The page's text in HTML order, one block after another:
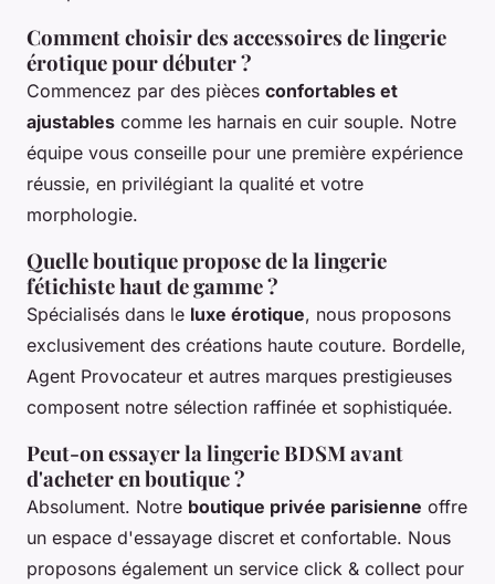
Comment choisir des accessoires de lingerie
érotique pour débuter ?
Commencez par des pièces confortables et
ajustables comme les harnais en cuir souple. Notre
équipe vous conseille pour une première expérience
réussie, en privilégiant la qualité et votre
morphologie.
Quelle boutique propose de la lingerie
fétichiste haut de gamme ?
Spécialisés dans le luxe érotique, nous proposons
exclusivement des créations haute couture. Bordelle,
Agent Provocateur et autres marques prestigieuses
composent notre sélection raffinée et sophistiquée.
Peut-on essayer la lingerie BDSM avant
d'acheter en boutique ?
Absolument. Notre boutique privée parisienne offre
un espace d'essayage discret et confortable. Nous
proposons également un service click & collect pour